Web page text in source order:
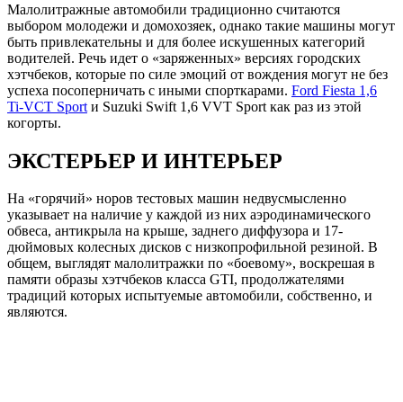
Малолитражные автомобили традиционно считаются
выбором молодежи и домохозяек, однако такие машины могут
быть привлекательны и для более искушенных категорий
водителей. Речь идет о «заряженных» версиях городских
хэтчбеков, которые по силе эмоций от вождения могут не без
успеха посоперничать с иными спорткарами. Ford Fiesta 1,6
Ti-VCT Sport и Suzuki Swift 1,6 VVT Sport как раз из этой
когорты.
ЭКСТЕРЬЕР И ИНТЕРЬЕР
На «горячий» норов тестовых машин недвусмысленно
указывает на наличие у каждой из них аэродинамического
обвеса, антикрыла на крыше, заднего диффузора и 17-
дюймовых колесных дисков с низкопрофильной резиной. В
общем, выглядят малолитражки по «боевому», воскрешая в
памяти образы хэтчбеков класса GTI, продолжателями
традиций которых испытуемые автомобили, собственно, и
являются.